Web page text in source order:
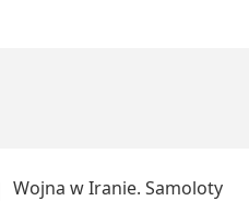
Wojna w Iranie. Samoloty